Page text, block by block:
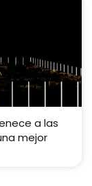
a las
mejor